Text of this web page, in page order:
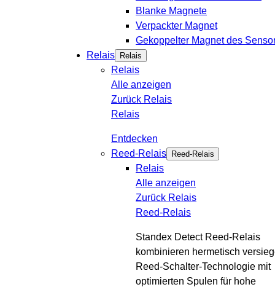
Blanke Magnete
Verpackter Magnet
Gekoppelter Magnet des
Relais
Relais
Relais
Alle anzeigen
Zurück Relais
Relais
Entdecken
Reed-Relais
Reed-Relais
Relais
Alle anzeigen
Zurück Relais
Reed-Relais
Standex Detect Reed-Relais
kombinieren hermetisch
Reed-Schalter-Technologie mit
optimierten Spulen für hohe